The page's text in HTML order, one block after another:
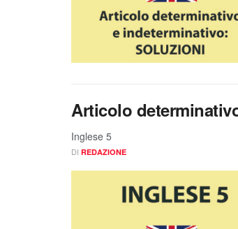
Articolo
Inglese 5
DI REDAZIONE